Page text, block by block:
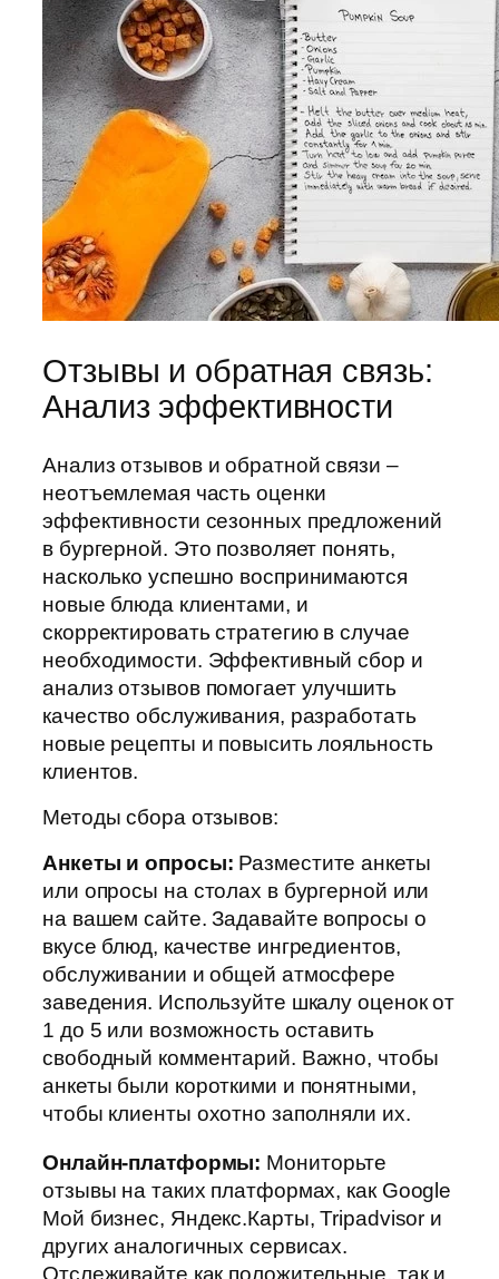
Отзывы и обратная связь:
Анализ эффективности
Анализ отзывов и обратной связи –
неотъемлемая часть оценки
эффективности сезонных предложений
в бургерной. Это позволяет понять,
насколько успешно воспринимаются
новые блюда клиентами, и
скорректировать стратегию в случае
необходимости. Эффективный сбор и
анализ отзывов помогает улучшить
качество обслуживания, разработать
новые рецепты и повысить лояльность
клиентов.
Методы сбора отзывов:
Анкеты и опросы: Разместите анкеты
или опросы на столах в бургерной или
на вашем сайте. Задавайте вопросы о
вкусе блюд, качестве ингредиентов,
обслуживании и общей атмосфере
заведения. Используйте шкалу оценок от
1 до 5 или возможность оставить
свободный комментарий. Важно, чтобы
анкеты были короткими и понятными,
чтобы клиенты охотно заполняли их.
Онлайн-платформы: Мониторьте
отзывы на таких платформах, как Google
Мой бизнес, Яндекс.Карты, Tripadvisor и
других аналогичных сервисах.
Отслеживайте как положительные, так и